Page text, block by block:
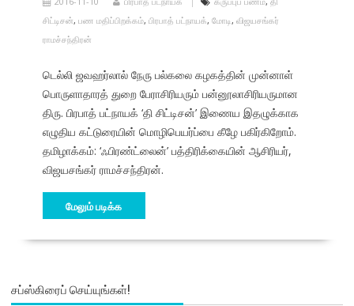
சிட்டிசன், பண மதிப்பிறக்கம், பிரபாத் பட்நாயக், மோடி , விஜயசங்கர்
ராமச்சந்திரன்
டெல்லி ஜவஹர்லால் நேரு பல்கலை கழகத்தின் முன்னாள்
பொருளாதாரத் துறை பேராசிரியரும் பன்னூலாசிரியருமான
திரு. பிரபாத் பட்நாயக் ‘தி சிட்டிசன்’ இணைய இதழுக்காக
எழுதிய கட்டுரையின் மொழிபெயர்ப்பை கீழே பகிர்கிறோம்.
தமிழாக்கம்: ‘ஃபிரண்ட்லைன்’ பத்திரிக்கையின் ஆசிரியர்,
விஜயசங்கர் ராமச்சந்திரன்.
மேலும் படிக்க
சப்ஸ்கிரைப் செய்யுங்கள்!